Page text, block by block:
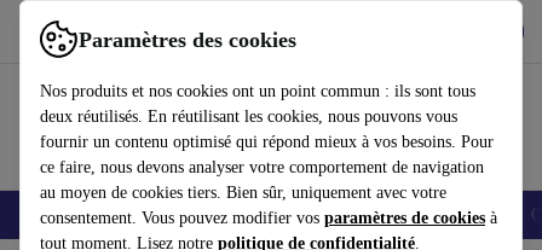
Paramètres des cookies
Nos produits et nos cookies ont un point commun : ils sont tous
deux réutilisés. En réutilisant les cookies, nous pouvons vous
fournir un contenu optimisé qui répond mieux à vos besoins. Pour
ce faire, nous devons analyser votre comportement de navigation
au moyen de cookies tiers. Bien sûr, uniquement avec votre
consentement. Vous pouvez modifier vos paramètres de cookies à
tout moment. Lisez notre politique de confidentialité.
Utilisez refurbed rapidement et facilement
Smartphones Laptops Tablettes Montres connectées Accessoires